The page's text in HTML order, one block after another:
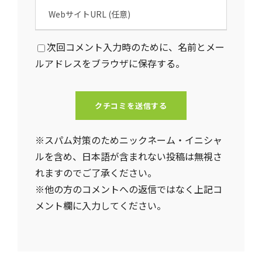
次回コメント入力時のために、名前とメー
ルアドレスをブラウザに保存する。
※スパム対策のためニックネーム・イニシャ
ルを含め、日本語が含まれない投稿は無視さ
れますのでご了承ください。
※他の方のコメントへの返信ではなく上記コ
メント欄に入力してください。